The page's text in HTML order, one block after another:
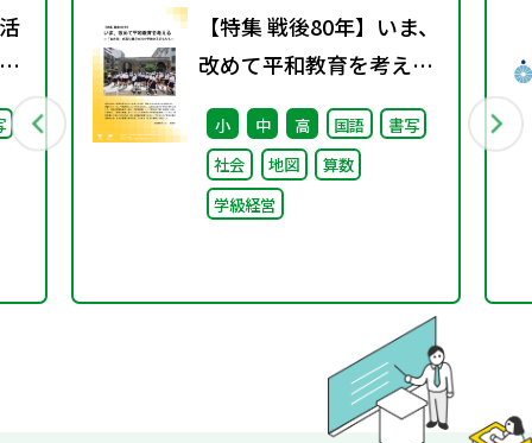
【特集 戦後80年】いま、
改めて平和教育を考え
る〜「あの日」を語り継
ぐ本川小学校の子どもた
ち〜
小 中 高 国語
書写
社会
地図
算数
学級経営